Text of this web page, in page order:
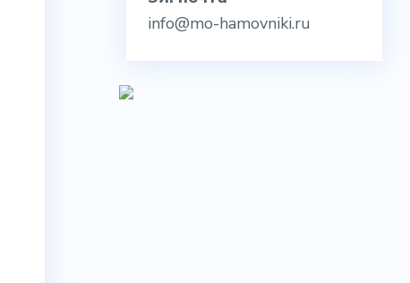
info@mo-hamovniki.ru